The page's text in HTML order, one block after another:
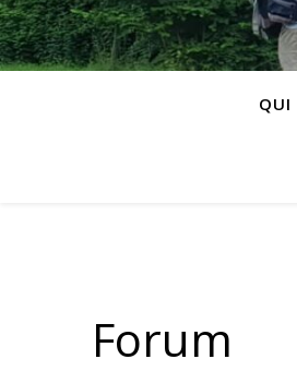
QUI
Forum